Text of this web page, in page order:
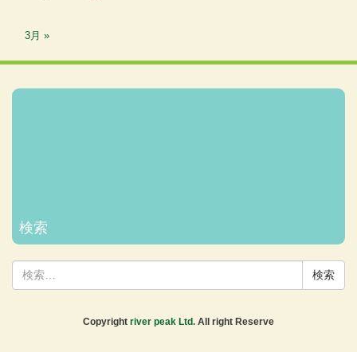
3月 »
検索
Copyright river peak Ltd. All right Reserve